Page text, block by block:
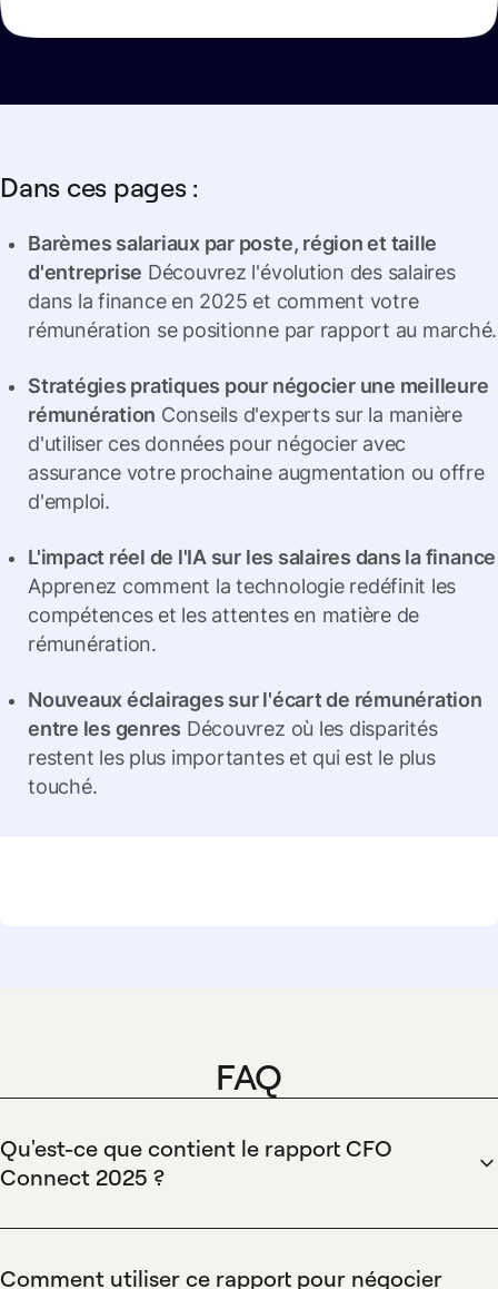
Dans ces pages :
Barèmes salariaux par poste, région et taille
d'entreprise Découvrez l'évolution des salaires
dans la finance en 2025 et comment votre
rémunération se positionne par rapport au marché.
Stratégies pratiques pour négocier une meilleure
rémunération Conseils d'experts sur la manière
d'utiliser ces données pour négocier avec
assurance votre prochaine augmentation ou offre
d'emploi.
L'impact réel de l'IA sur les salaires dans la finance
Apprenez comment la technologie redéfinit les
compétences et les attentes en matière de
rémunération.
Nouveaux éclairages sur l'écart de rémunération
entre les genres Découvrez où les disparités
restent les plus importantes et qui est le plus
touché.
FAQ
Qu'est-ce que contient le rapport CFO
Connect 2025 ?
salaires de plus de 600 leaders de la finance, des barèmes
détaillés par poste, région et taille d'entreprise, et des
Comment utiliser ce rapport pour négocier